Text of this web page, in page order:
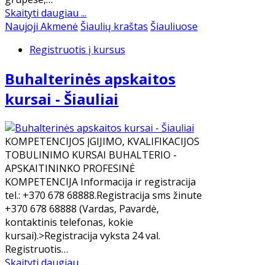
Skaityti daugiau ...
Naujoji AkmenėŠiaulių kraštas Šiauliuose
Registruotis į kursus
Buhalterinės apskaitos
kursai - Šiauliai
KOMPETENCIJOS ĮGIJIMO, KVALIFIKACIJOS
TOBULINIMO KURSAI BUHALTERIO -
APSKAITININKO PROFESINĖ
KOMPETENCIJA Informacija ir registracija
tel.: +370 678 68888.Registracija sms žinute
+370 678 68888 (Vardas, Pavardė,
kontaktinis telefonas, kokie
kursai).>Registracija vyksta 24 val.
Registruotis…
Skaityti daugiau ...